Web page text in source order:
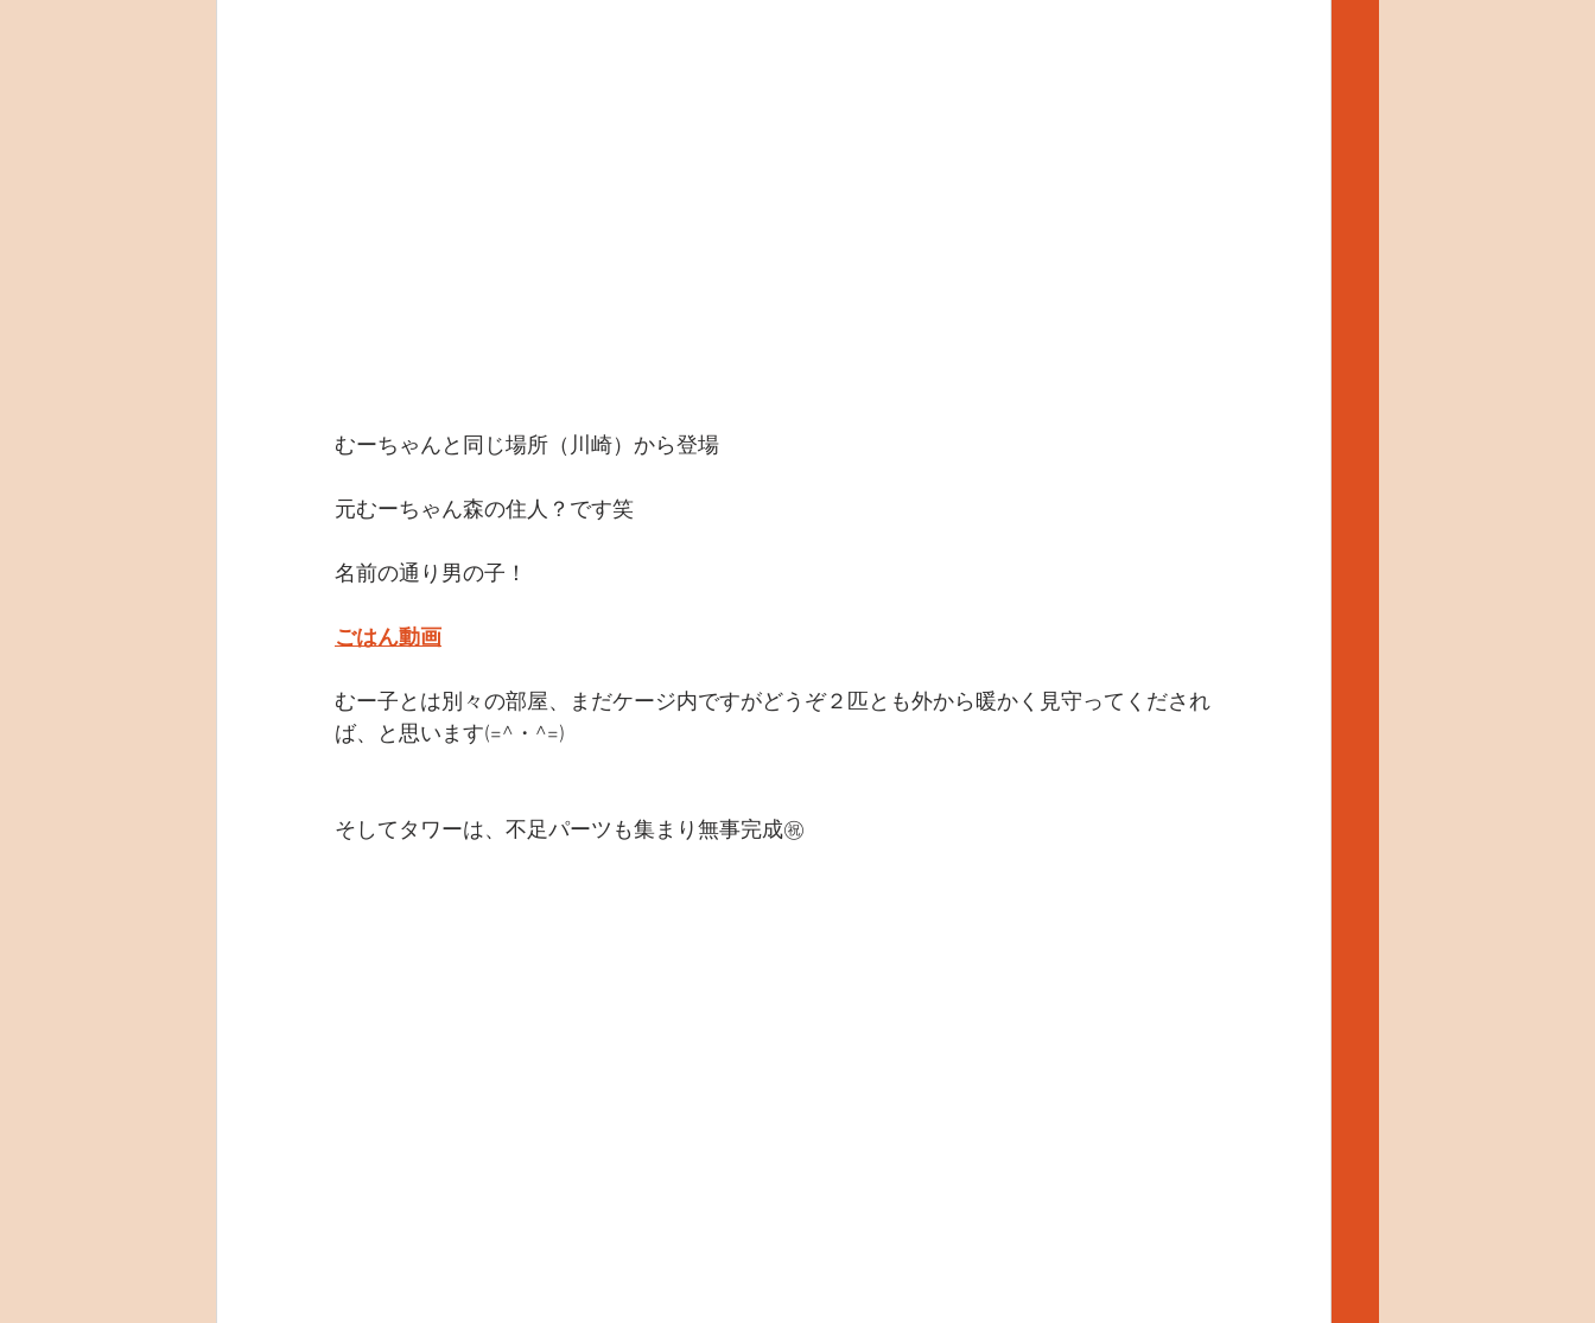
むーちゃんと同じ場所（川崎）から登場
元むーちゃん森の住人？です笑
名前の通り男の子！
ごはん動画
むー子とは別々の部屋、まだケージ内ですがどうぞ２匹とも外から暖かく見守ってくだされ
ば、と思います(=^・^=)
そしてタワーは、不足パーツも集まり無事完成㊗